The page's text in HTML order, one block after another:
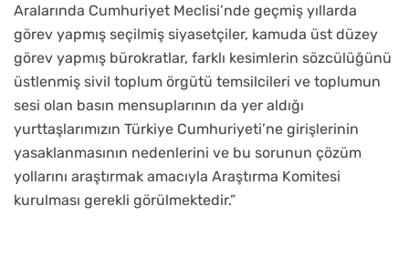
Aralarında Cumhuriyet Meclisi’nde geçmiş yıllarda
görev yapmış seçilmiş siyasetçiler, kamuda üst düzey
görev yapmış bürokratlar, farklı kesimlerin sözcülüğünü
üstlenmiş sivil toplum örgütü temsilcileri ve toplumun
sesi olan basın mensuplarının da yer aldığı
yurttaşlarımızın Türkiye Cumhuriyeti’ne girişlerinin
yasaklanmasının nedenlerini ve bu sorunun çözüm
yollarını araştırmak amacıyla Araştırma Komitesi
kurulması gerekli görülmektedir.”